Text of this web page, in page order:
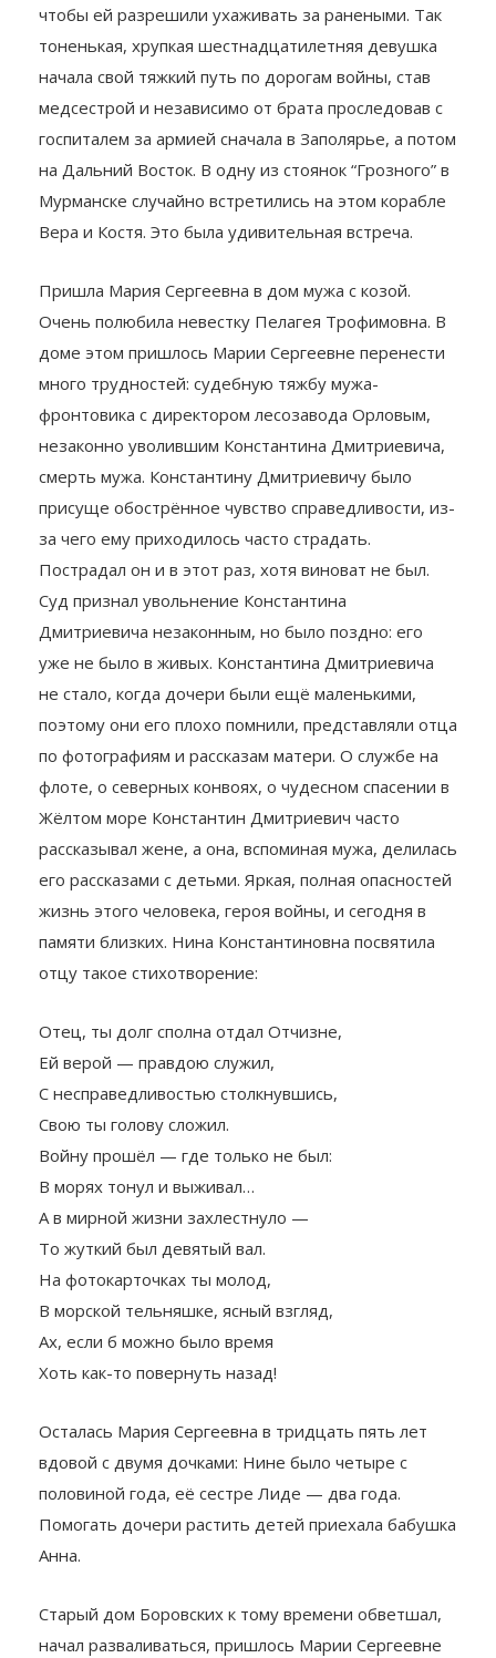
чтобы ей разрешили ухаживать за ранеными. Так
тоненькая, хрупкая шестнадцатилетняя девушка
начала свой тяжкий путь по дорогам войны, став
медсестрой и независимо от брата проследовав с
госпиталем за армией сначала в Заполярье, а потом
на Дальний Восток. В одну из стоянок “Грозного” в
Мурманске случайно встретились на этом корабле
Вера и Костя. Это была удивительная встреча.
Пришла Мария Сергеевна в дом мужа с козой.
Очень полюбила невестку Пелагея Трофимовна. В
доме этом пришлось Марии Сергеевне перенести
много трудностей: судебную тяжбу мужа-
фронтовика с директором лесозавода Орловым,
незаконно уволившим Константина Дмитриевича,
смерть мужа. Константину Дмитриевичу было
присуще обострённое чувство справедливости, из-
за чего ему приходилось часто страдать.
Пострадал он и в этот раз, хотя виноват не был.
Суд признал увольнение Константина
Дмитриевича незаконным, но было поздно: его
уже не было в живых. Константина Дмитриевича
не стало, когда дочери были ещё маленькими,
поэтому они его плохо помнили, представляли отца
по фотографиям и рассказам матери. О службе на
флоте, о северных конвоях, о чудесном спасении в
Жёлтом море Константин Дмитриевич часто
рассказывал жене, а она, вспоминая мужа, делилась
его рассказами с детьми. Яркая, полная опасностей
жизнь этого человека, героя войны, и сегодня в
памяти близких. Нина Константиновна посвятила
отцу такое стихотворение:
Отец, ты долг сполна отдал Отчизне,
Ей верой — правдою служил,
С несправедливостью столкнувшись,
Свою ты голову сложил.
Войну прошёл — где только не был:
В морях тонул и выживал…
А в мирной жизни захлестнуло —
То жуткий был девятый вал.
На фотокарточках ты молод,
В морской тельняшке, ясный взгляд,
Ах, если б можно было время
Хоть как-то повернуть назад!
Осталась Мария Сергеевна в тридцать пять лет
вдовой с двумя дочками: Нине было четыре с
половиной года, её сестре Лиде — два года.
Помогать дочери растить детей приехала бабушка
Анна.
Старый дом Боровских к тому времени обветшал,
начал разваливаться, пришлось Марии Сергеевне